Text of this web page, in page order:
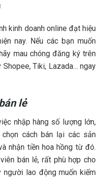
kinh doanh online đạt hiệu
nay. Nếu các bạn muốn
mau chóng đăng ký trên
Tiki, Lazada… ngay
lẻ
nhập hàng số lượng lớn,
cách bán lại các sản
nhận tiền hoa hồng từ đó.
bán lẻ, rất phù hợp cho
người lao động muốn kiếm